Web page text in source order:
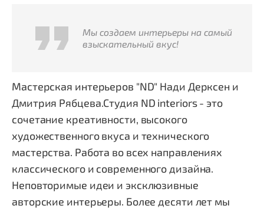
Мы создаем интерьеры на самый
взыскательный вкус!
Мастерская интерьеров "ND" Нади Дерксен и
Дмитрия Рябцева.Студия ND interiors - это
сочетание креативности, высокого
художественного вкуса и технического
мастерства. Работа во всех направлениях
классического и современного дизайна.
Неповторимые идеи и эксклюзивные
авторские интерьеры. Более десяти лет мы